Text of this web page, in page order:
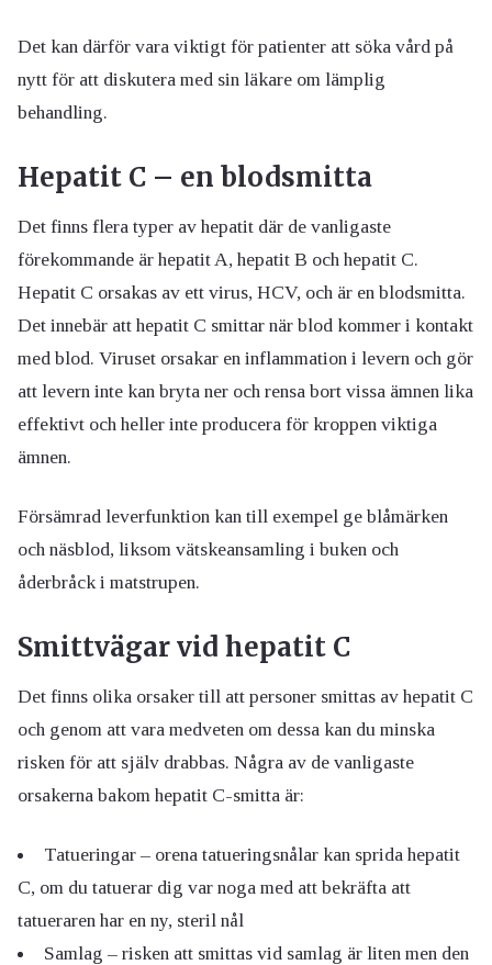
Det kan därför vara viktigt för patienter att söka vård på
nytt för att diskutera med sin läkare om lämplig
behandling.
Hepatit C – en blodsmitta
Det finns flera typer av hepatit där de vanligaste
förekommande är hepatit A, hepatit B och hepatit C.
Hepatit C orsakas av ett virus, HCV, och är en blodsmitta.
Det innebär att hepatit C smittar när blod kommer i kontakt
med blod. Viruset orsakar en inflammation i levern och gör
att levern inte kan bryta ner och rensa bort vissa ämnen lika
effektivt och heller inte producera för kroppen viktiga
ämnen.
Försämrad leverfunktion kan till exempel ge blåmärken
och näsblod, liksom vätskeansamling i buken och
åderbråck i matstrupen.
Smittvägar vid hepatit C
Det finns olika orsaker till att personer smittas av hepatit C
och genom att vara medveten om dessa kan du minska
risken för att själv drabbas. Några av de vanligaste
orsakerna bakom hepatit C-smitta är:
Tatueringar – orena tatueringsnålar kan sprida hepatit
C, om du tatuerar dig var noga med att bekräfta att
tatueraren har en ny, steril nål
Samlag – risken att smittas vid samlag är liten men den